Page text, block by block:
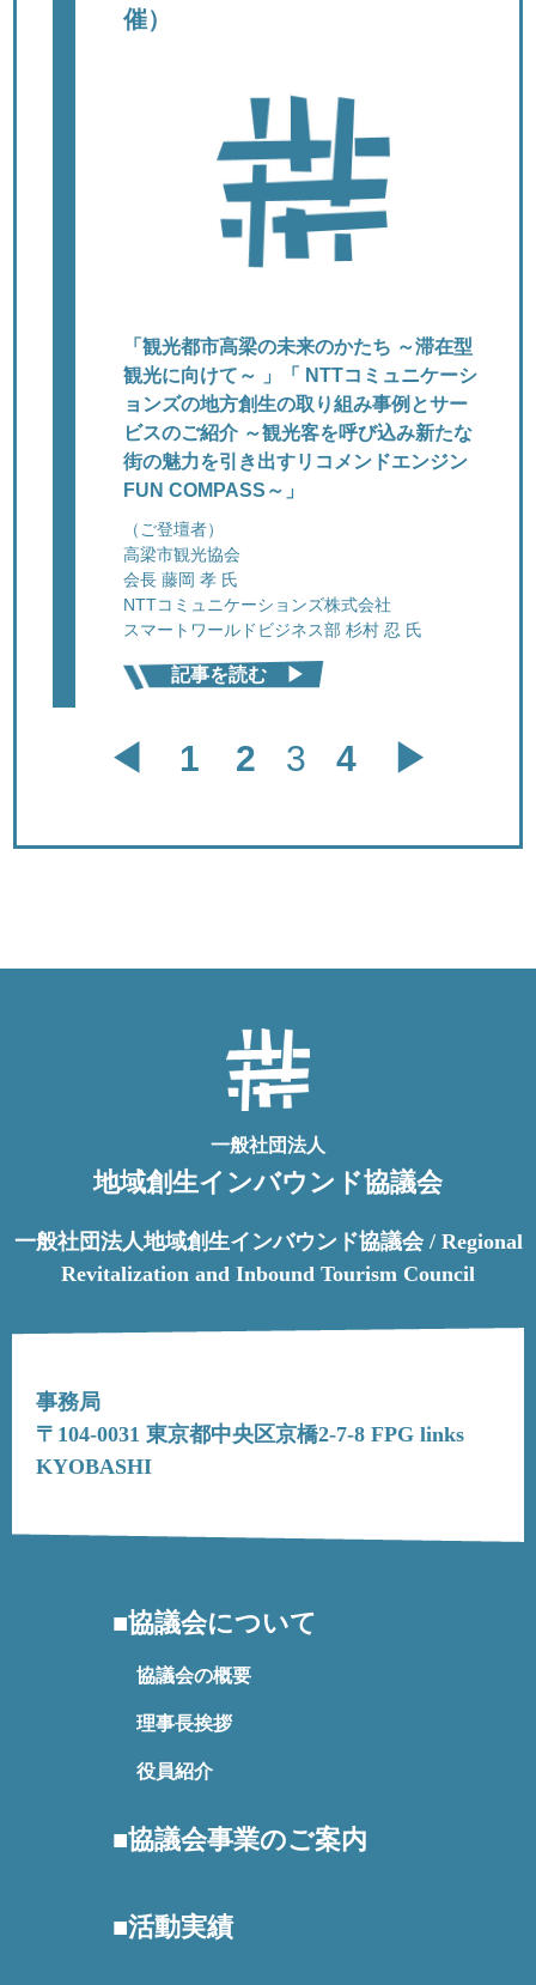
催）
「観光都市高梁の未来のかたち ～滞在型
観光に向けて～ 」「 NTTコミュニケーシ
ョンズの地方創生の取り組み事例とサー
ビスのご紹介 ～観光客を呼び込み新たな
街の魅力を引き出すリコメンドエンジン
FUN COMPASS～」
（ご登壇者）
高梁市観光協会
会長 藤岡 孝 氏
NTTコミュニケーションズ株式会社
スマートワールドビジネス部 杉村 忍 氏
記事を読む ▶︎
投稿のページ送り
◀︎ 1 2 3 4 ▶︎
一般社団法人
地域創生インバウンド協議会
一般社団法人地域創生インバウンド協議会 / Regional
Revitalization and Inbound Tourism Council
事務局
〒104-0031 東京都中央区京橋2-7-8 FPG links
KYOBASHI
協議会について
協議会の概要
理事長挨拶
役員紹介
協議会事業のご案内
活動実績